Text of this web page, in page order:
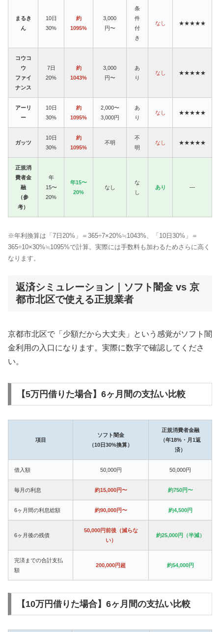
まるき
ん
10日
30%
約
1095%
3,000
円〜
条
件
付
き
なし ★★★★★
コウコ
ウ
ファイ
ナンス
7日
20%
約
1043%
3,000
円〜
あ
り
なし ★★★★★
アーリ
ー
10日
30%
約
1095%
2,000〜
3,000円
あ
り
なし ★★★★★
ガッツ
10日
30%
約
1095%
不明
不
明
なし ★★★★★
正規消
費者金
融
（参
考）
年
15〜
20%
年15〜
20%
なし
な
し
あり —
※年利換算は「7日20%」＝365÷7×20%≒1043%、「10日30%」＝
365÷10×30%≒1095%で計算。実際には手数料も加わるためさらに高く
なります。
返済シミュレーション｜ソフト闇金 vs 京
都市北区で使える正規業者
京都市北区で「少額だから大丈夫」という感覚がソフト闇
金利用の入口になります。実際に数字で確認してくださ
い。
【5万円借りた場合】6ヶ月間の支払い比較
項目
ソフト闇金
（10日30%換算）
正規消費者金融
（年18%・月1返
済）
借入額 50,000円 50,000円
毎月の利息 約15,000円〜 約750円〜
6ヶ月間の利息総額 約90,000円〜 約4,500円
6ヶ月後の残債
50,000円前後（減らな
い）
約25,000円（半減）
完済までの合計支払
額
200,000円超 約54,000円
【10万円借りた場合】6ヶ月間の支払い比較